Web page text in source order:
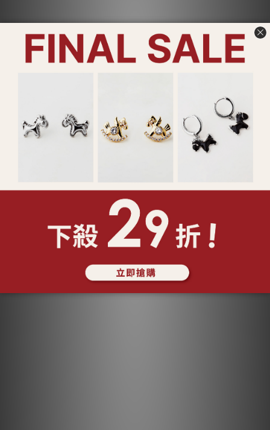
產品核心
的經營理念。我們擁有最專業的金工師傅，堅持選用頂級原
料，並嚴格控管製造品質。